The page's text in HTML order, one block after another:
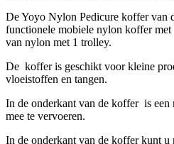
De Yoyo Nylon Pedicure koffer van
functionele mobiele nylon koffer
van nylon met 1 trolley.
De koffer is geschikt voor kleine
vloeistoffen en tangen.
In de onderkant van de koffer is
mee te vervoeren.
In de onderkant van de koffer kunt